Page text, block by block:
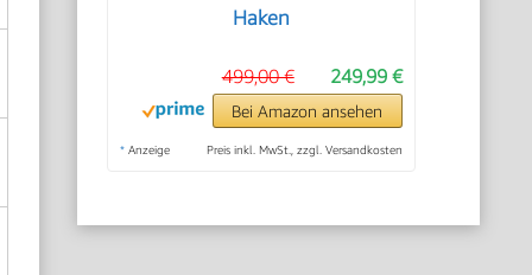
Haken
249,99 €
499,00 €
Bei Amazon ansehen
* Anzeige Preis inkl. MwSt., zzgl. Versandkosten